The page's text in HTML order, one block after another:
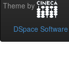
Theme by
DSpace Software